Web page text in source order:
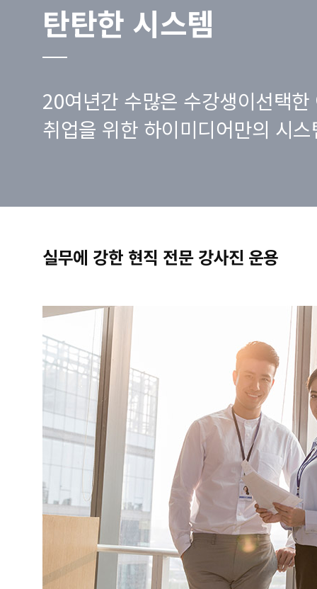
탄탄한 시스템
20여년간 수많은 수강생이선택한
취업을 위한 하이미디어만의 시
실무에 강한 현직 전문 강사진 운용